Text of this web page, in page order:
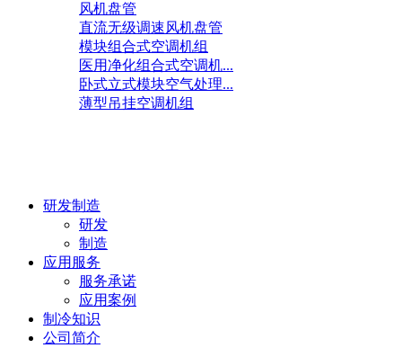
风机盘管
直流无级调速风机盘管
模块组合式空调机组
医用净化组合式空调机...
卧式立式模块空气处理...
薄型吊挂空调机组
研发制造
研发
制造
应用服务
服务承诺
应用案例
制冷知识
公司简介